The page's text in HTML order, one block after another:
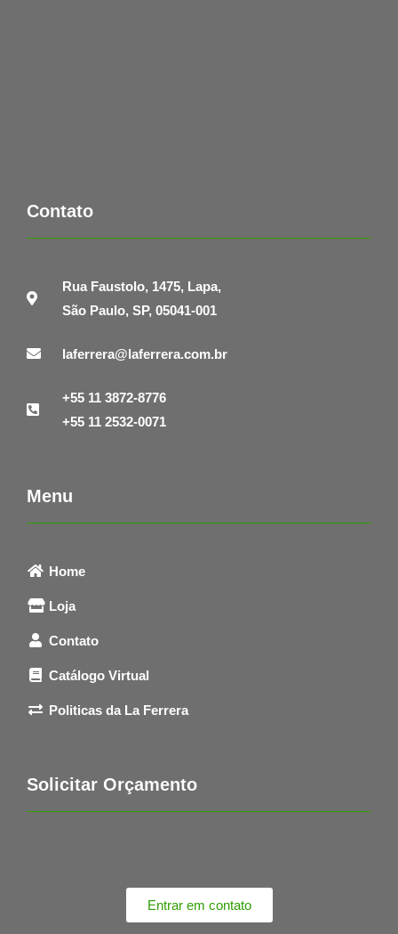
Contato
Rua Faustolo, 1475, Lapa,
São Paulo, SP, 05041-001
laferrera@laferrera.com.br
+55 11 3872-8776
+55 11 2532-0071
Menu
Home
Loja
Contato
Catálogo Virtual
Politicas da La Ferrera
Solicitar Orçamento
Entrar em contato